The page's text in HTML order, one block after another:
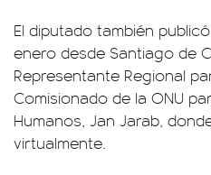
El diputado también
enero desde Santiago de
Representante Regional
Comisionado de la ONU
Humanos, Jan Jarab,
virtualmente.